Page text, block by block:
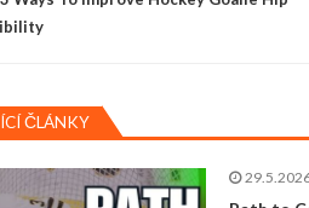
ČLÁNKY